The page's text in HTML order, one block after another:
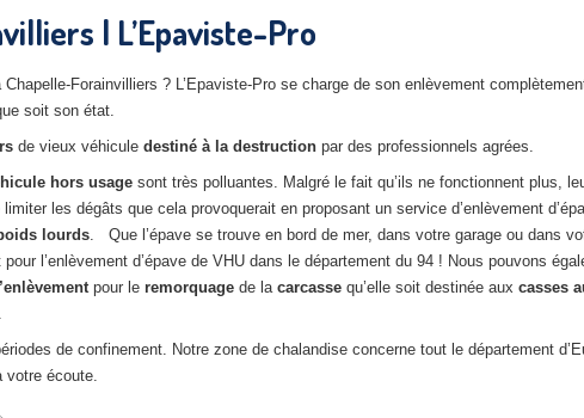
| L’Epaviste-Pro
Forainvilliers ? L’Epaviste-Pro se charge de son enlèvement
soit son état.
de vieux véhicule destiné à la destruction par des professionnels agrées.
hors usage sont très polluantes. Malgré le fait qu’ils ne fonctionnent plus,
les dégâts que cela provoquerait en proposant un service d’enlèvement
lourds. Que l’épave se trouve en bord de mer, dans votre garage ou dans
l’enlèvement d’épave de VHU dans le département du 94 ! Nous pouvons
pour le remorquage de la carcasse qu’elle soit destinée aux casses
de confinement. Notre zone de chalandise concerne tout le département
votre écoute.